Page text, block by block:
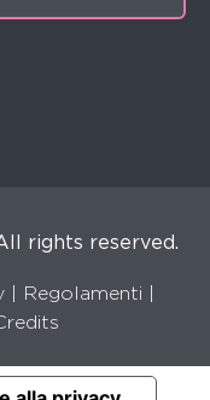
rights reserved.
Regolamenti